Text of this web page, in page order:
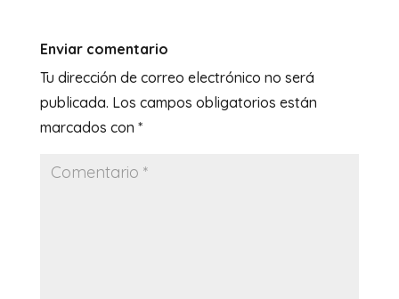
Enviar comentario
Tu dirección de correo electrónico no será
publicada. Los campos obligatorios están
marcados con *